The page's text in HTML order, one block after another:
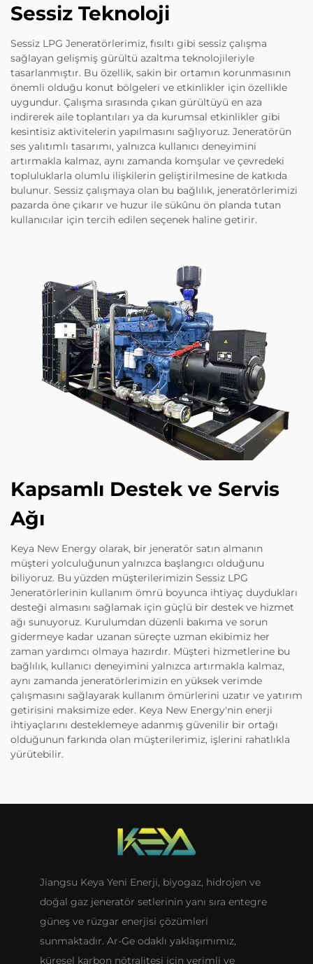
Sessiz Teknoloji
Sessiz LPG Jeneratörlerimiz, fısıltı gibi sessiz çalışma
sağlayan gelişmiş gürültü azaltma teknolojileriyle
tasarlanmıştır. Bu özellik, sakin bir ortamın korunmasının
önemli olduğu konut bölgeleri ve etkinlikler için özellikle
uygundur. Çalışma sırasında çıkan gürültüyü en aza
indirerek aile toplantıları ya da kurumsal etkinlikler gibi
kesintisiz aktivitelerin yapılmasını sağlıyoruz. Jeneratörün
ses yalıtımlı tasarımı, yalnızca kullanıcı deneyimini
artırmakla kalmaz, aynı zamanda komşular ve çevredeki
topluluklarla olumlu ilişkilerin geliştirilmesine de katkıda
bulunur. Sessiz çalışmaya olan bu bağlılık, jeneratörlerimizi
pazarda öne çıkarır ve huzur ile sükûnu ön planda tutan
kullanıcılar için tercih edilen seçenek haline getirir.
Kapsamlı Destek ve Servis
Ağı
Keya New Energy olarak, bir jeneratör satın almanın
müşteri yolculuğunun yalnızca başlangıcı olduğunu
biliyoruz. Bu yüzden müşterilerimizin Sessiz LPG
Jeneratörlerinin kullanım ömrü boyunca ihtiyaç duydukları
desteği almasını sağlamak için güçlü bir destek ve hizmet
ağı sunuyoruz. Kurulumdan düzenli bakıma ve sorun
gidermeye kadar uzanan süreçte uzman ekibimiz her
zaman yardımcı olmaya hazırdır. Müşteri hizmetlerine bu
bağlılık, kullanıcı deneyimini yalnızca artırmakla kalmaz,
aynı zamanda jeneratörlerimizin en yüksek verimde
çalışmasını sağlayarak kullanım ömürlerini uzatır ve yatırım
getirisini maksimize eder. Keya New Energy'nin enerji
ihtiyaçlarını desteklemeye adanmış güvenilir bir ortağı
olduğunun farkında olan müşterilerimiz, işlerini rahatlıkla
yürütebilir.
Jiangsu Keya Yeni Enerji, biyogaz, hidrojen ve
doğal gaz jeneratör setlerinin yanı sıra entegre
güneş ve rüzgar enerjisi çözümleri
sunmaktadır. Ar-Ge odaklı yaklaşımımız,
küresel karbon nötralitesi için verimli ve